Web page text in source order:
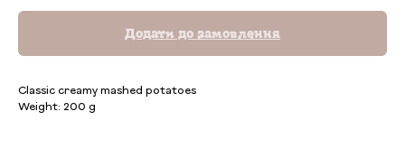
Додати до замовлення
Classic creamy mashed potatoes
Weight: 200 g